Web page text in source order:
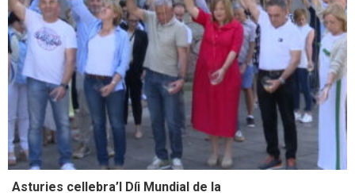
Asturies cellebra’l Díi Mundial de la